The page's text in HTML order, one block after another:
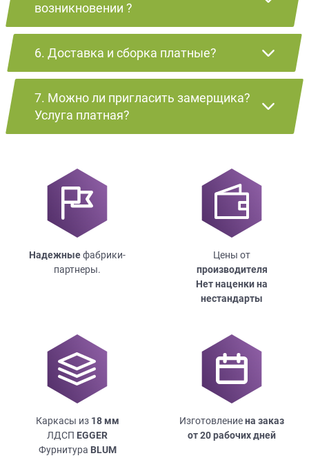
возникновении ?
6. Доставка и сборка платные?
7. Можно ли пригласить замерщика?
Услуга платная?
Надежныефабрики-
партнеры.
Цены от
производителя
Нет наценки на
нестандарты
Каркасы из 18мм
ЛДСП EGGER
Фурнитура BLUM
Изготовлениена заказ
от 20 рабочих дней